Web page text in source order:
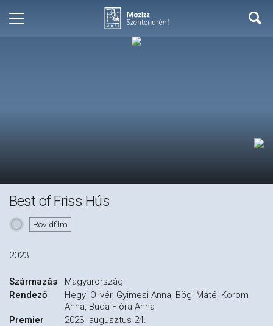
Best of Friss Hús
Rövidfilm
2023
Származás
Magyarország
Rendező
Hegyi Olivér, Gyimesi Anna, Bögi Máté, Korom
Anna, Buda Flóra Anna
Premier
2023. augusztus 24.